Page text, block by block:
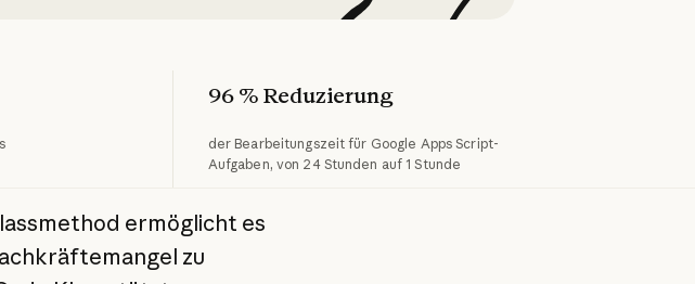
96 % Reduzierung
der Bearbeitungszeit für Google Apps Script-
Aufgaben, von 24 Stunden auf 1 Stunde
ermöglicht es
zu